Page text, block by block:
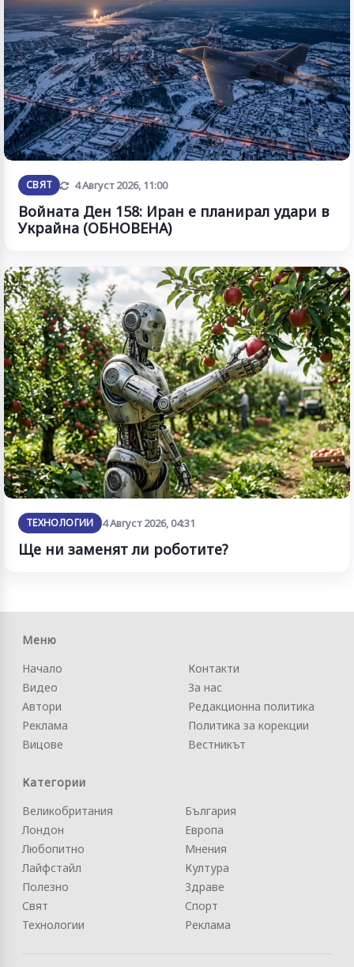
СВЯТ Обновена
4 Август 2026, 11:00
Войната Ден 158: Иран е планирал удари в
Украйна (ОБНОВЕНА)
ТЕХНОЛОГИИ 4 Август 2026, 04:31
Ще ни заменят ли роботите?
Меню
Начало
Видео
Автори
Реклама
Вицове
Контакти
За нас
Редакционна политика
Политика за корекции
Вестникът
Категории
Великобритания
Лондон
Любопитно
Лайфстайл
Полезно
Свят
Технологии
България
Европа
Мнения
Култура
Здраве
Спорт
Реклама